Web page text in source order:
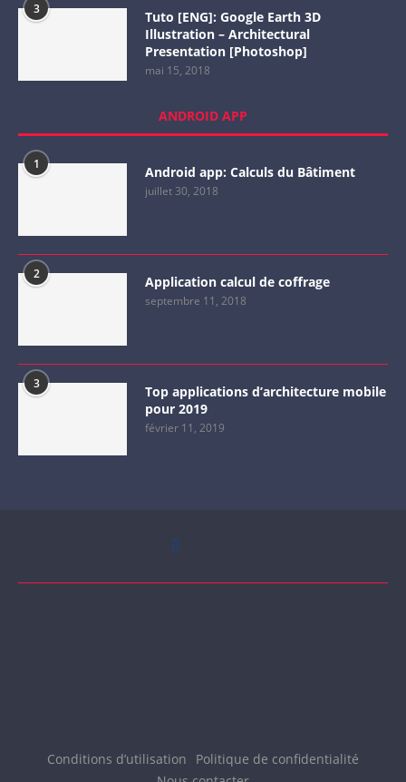
3
Tuto [ENG]: Google Earth 3D
Illustration – Architectural
Presentation [Photoshop]
mai 15, 2018
ANDROID APP
1 Android app: Calculs du Bâtiment
juillet 30, 2018
2 Application calcul de coffrage
septembre 11, 2018
3
Top applications d’architecture mobile
pour 2019
février 11, 2019
Conditions d’utilisation
Politique de confidentialité